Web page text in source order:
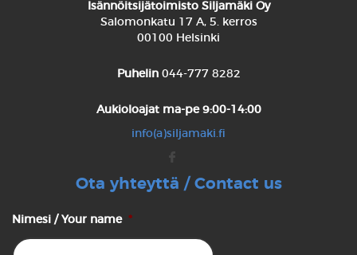
Isännöitsijätoimisto Siljamäki Oy
Salomonkatu 17 A, 5. kerros
00100 Helsinki
Puhelin 044-777 8282
Aukioloajat ma-pe 9:00-14:00
info(a)siljamaki.fi
Ota yhteyttä / Contact us
Nimesi / Your name *